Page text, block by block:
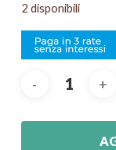
2 disponibili